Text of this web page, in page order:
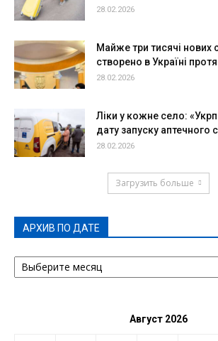
28.02.2026
Майже три тисячі нових
створено в Україні
28.02.2026
Ліки у кожне село:
дату запуску аптечного
28.02.2026
Загрузить больше
АРХИВ ПО ДАТЕ
АРХИВ
ПО
Август 2026